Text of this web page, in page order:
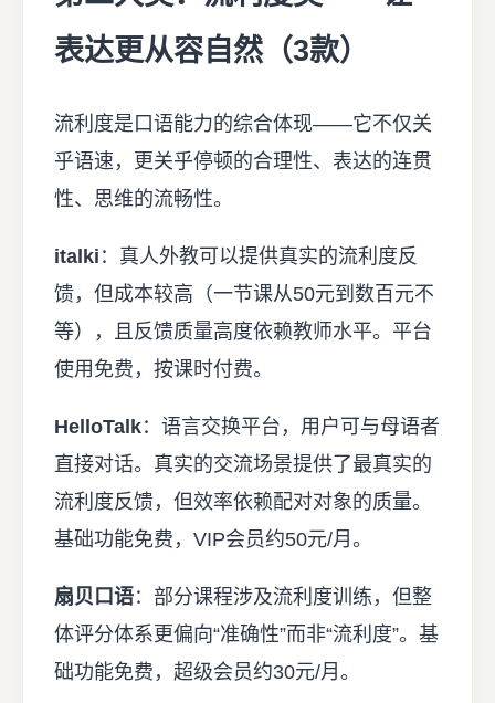
表达更从容自然（3款）
流利度是口语能力的综合体现——它不仅关
乎语速，更关乎停顿的合理性、表达的连贯
性、思维的流畅性。
italki ：真人外教可以提供真实的流利度反
馈，但成本较高（一节课从50元到数百元不
等），且反馈质量高度依赖教师水平。平台
使用免费，按课时付费。
HelloTalk：语言交换平台，用户可与母语者
直接对话。真实的交流场景提供了最真实的
流利度反馈，但效率依赖配对对象的质量。
基础功能免费，VIP会员约50元/月。
扇贝口语：部分课程涉及流利度训练，但整
体评分体系更偏向“准确性”而非“流利度”。基
础功能免费，超级会员约30元/月。